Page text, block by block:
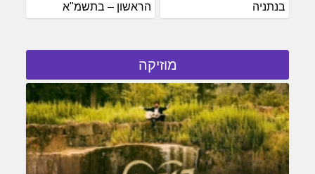
הראשון – בתשמ"א
בנתניה
מוזיקה